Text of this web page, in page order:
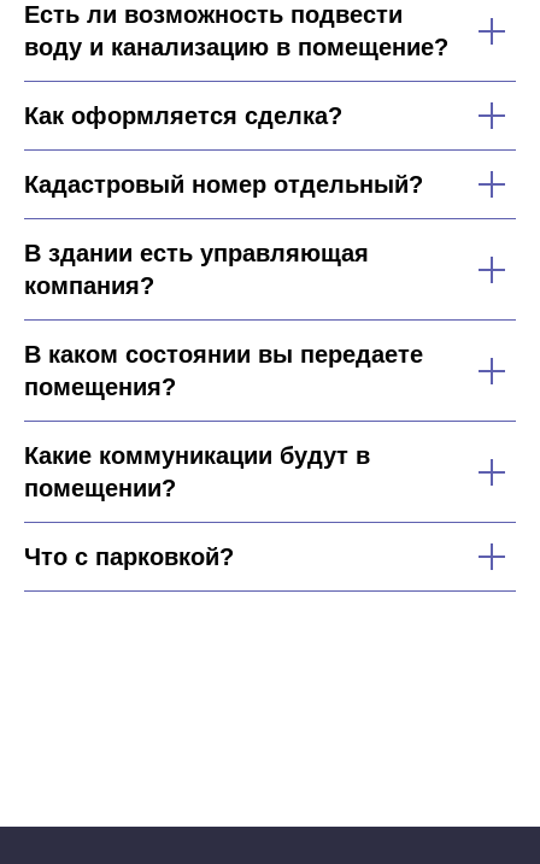
Есть ли возможность подвести
воду и канализацию в помещение?
Как оформляется сделка?
Кадастровый номер отдельный?
В здании есть управляющая
компания?
В каком состоянии вы передаете
помещения?
Какие коммуникации будут в
помещении?
Что с парковкой?